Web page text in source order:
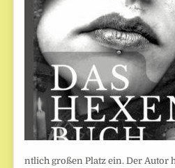
ntlich großen Platz ein. Der Autor